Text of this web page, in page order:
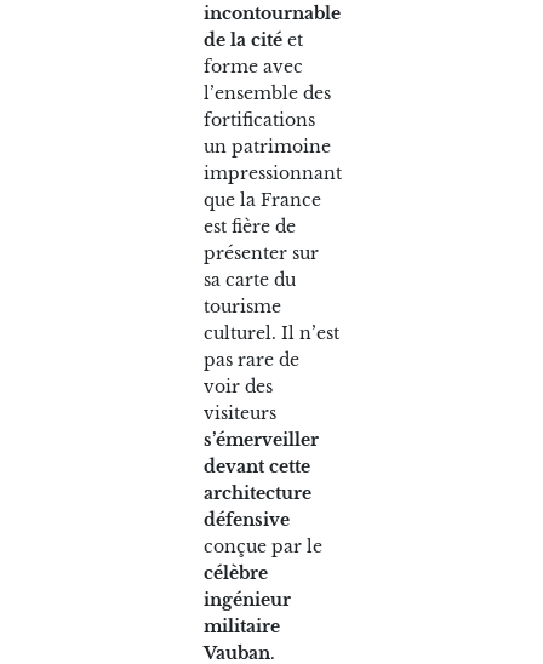
incontournable
de la cité et
forme avec
l’ensemble des
fortifications
un patrimoine
impressionnant
que la France
est fière de
présenter sur
sa carte du
tourisme
culturel. Il n’est
pas rare de
voir des
visiteurs
s’émerveiller
devant cette
architecture
défensive
conçue par le
célèbre
ingénieur
militaire
Vauban.